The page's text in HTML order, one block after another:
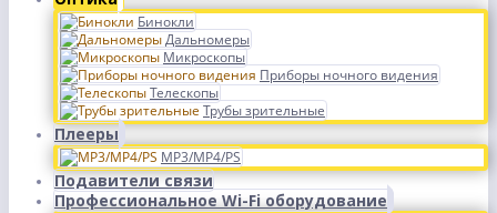
Бинокли
Дальномеры
Микроскопы
Приборы ночного видения
Телескопы
Трубы зрительные
Плееры
MP3/MP4/PS
Подавители связи
Профессиональное Wi-Fi оборудование